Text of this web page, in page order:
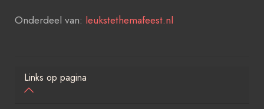
Onderdeel van: leukstethemafeest.nl
Links op pagina